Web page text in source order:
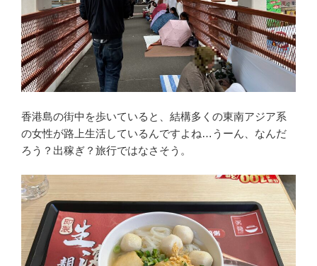
香港島の街中を歩いていると、結構多くの東南アジア系
の女性が路上生活しているんですよね…うーん、なんだ
ろう？出稼ぎ？旅行ではなさそう。